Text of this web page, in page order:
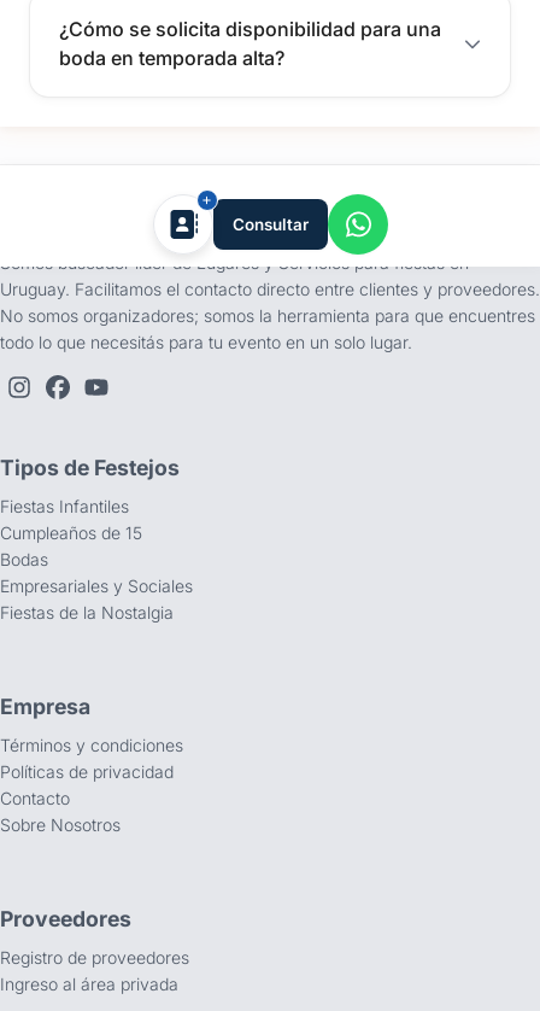
¿Cómo se solicita disponibilidad para una
boda en temporada alta?
Consultar
tufiesta.com.uy
Somos buscador líder de Lugares y Servicios para fiestas en
Uruguay. Facilitamos el contacto directo entre clientes y proveedores.
No somos organizadores; somos la herramienta para que encuentres
todo lo que necesitás para tu evento en un solo lugar.
Tipos de Festejos
Fiestas Infantiles
Cumpleaños de 15
Bodas
Empresariales y Sociales
Fiestas de la Nostalgia
Empresa
Términos y condiciones
Políticas de privacidad
Contacto
Sobre Nosotros
Proveedores
Registro de proveedores
Ingreso al área privada